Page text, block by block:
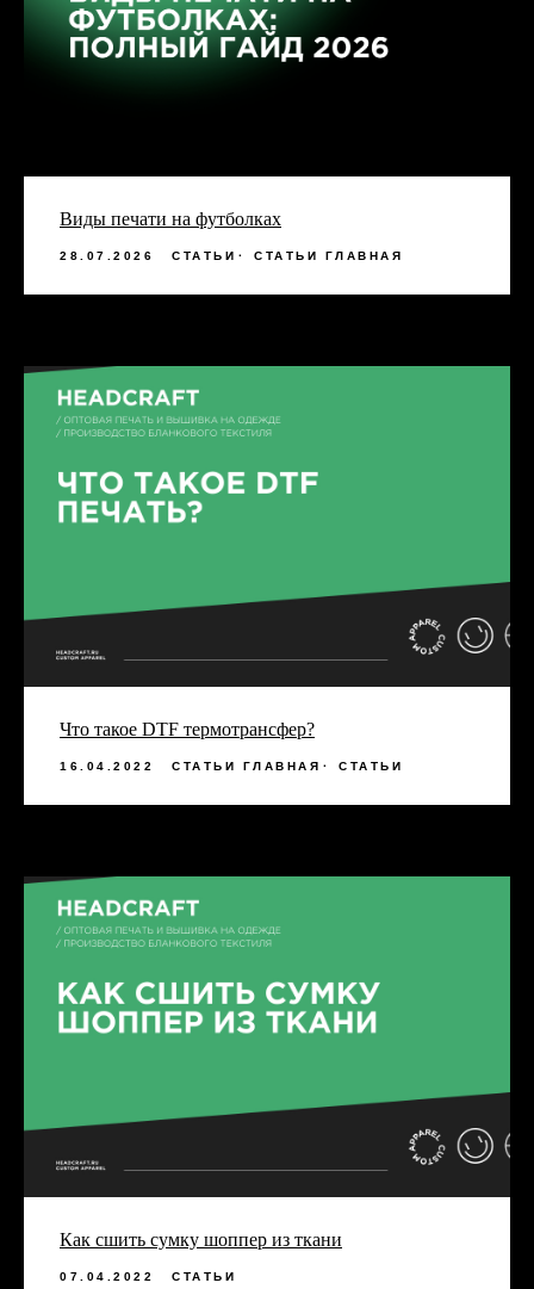
Виды печати на футболках
28.07.2026 СТАТЬИ СТАТЬИ ГЛАВНАЯ
Что такое DTF термотрансфер?
16.04.2022 СТАТЬИ ГЛАВНАЯ СТАТЬИ
Как сшить сумку шоппер из ткани
07.04.2022 СТАТЬИ